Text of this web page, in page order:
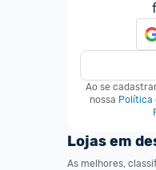
Ao se
nossa Política
Lojas em
As melhores,